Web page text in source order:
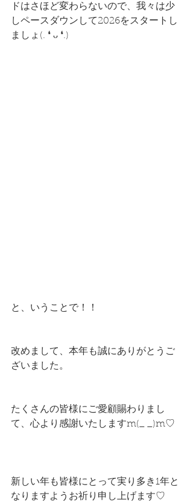
ドはさほど変わらないので、我々は少
しペースダウンして2026をスタートし
ましょ(⁠.⁠ ⁠❛⁠ ⁠ᴗ⁠ ⁠❛⁠.⁠)
と、いうことで！！
改めまして、本年も誠にありがとうご
ざいました。
たくさんの皆様にご愛顧賜わりまし
て、心より感謝いたしますm(_ _)m♡
新しい年も皆様にとって実り多き1年と
なりますようお祈り申し上げます♡